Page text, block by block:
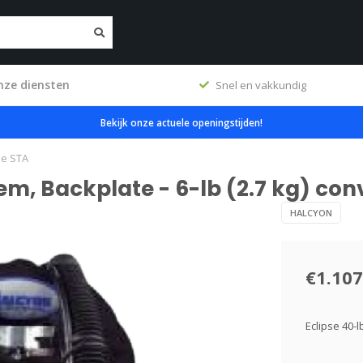
diensten Snel en vakkundig
Bekijk onze actuele openingstijden!
STA
Backplate - 6-lb (2.7 kg)
HALCYON
Eclipse 40-